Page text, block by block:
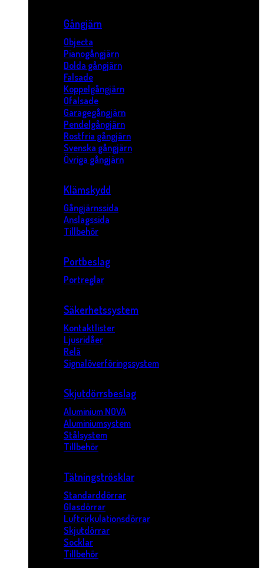
Gångjärn
Objecta
Pianogångjärn
Dolda gångjärn
Falsade
Koppelgångjärn
Ofalsade
Garagegångjärn
Pendelgångjärn
Rostfria gångjärn
Svenska gångjärn
Övriga gångjärn
Klämskydd
Gångjärnssida
Anslagssida
Tillbehör
Portbeslag
Portreglar
Säkerhetssystem
Kontaktlister
Ljusridåer
Relä
Signalöverföringssystem
Skjutdörrsbeslag
Aluminium NOVA
Aluminiumsystem
Stålsystem
Tillbehör
Tätningströsklar
Standarddörrar
Glasdörrar
Luftcirkulationsdörrar
Skjutdörrar
Socklar
Tillbehör